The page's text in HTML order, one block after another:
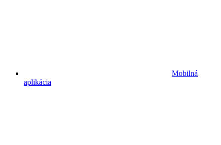
Mobilná
aplikácia